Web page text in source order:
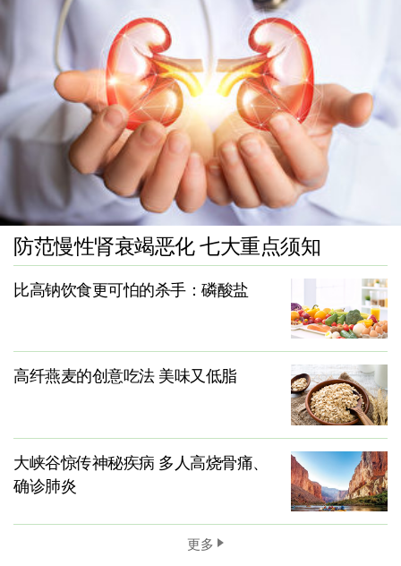
防范慢性肾衰竭恶化 七大重点须知
比高钠饮食更可怕的杀手：磷酸盐
高纤燕麦的创意吃法 美味又低脂
大峡谷惊传神秘疾病 多人高烧骨痛、
确诊肺炎
更多